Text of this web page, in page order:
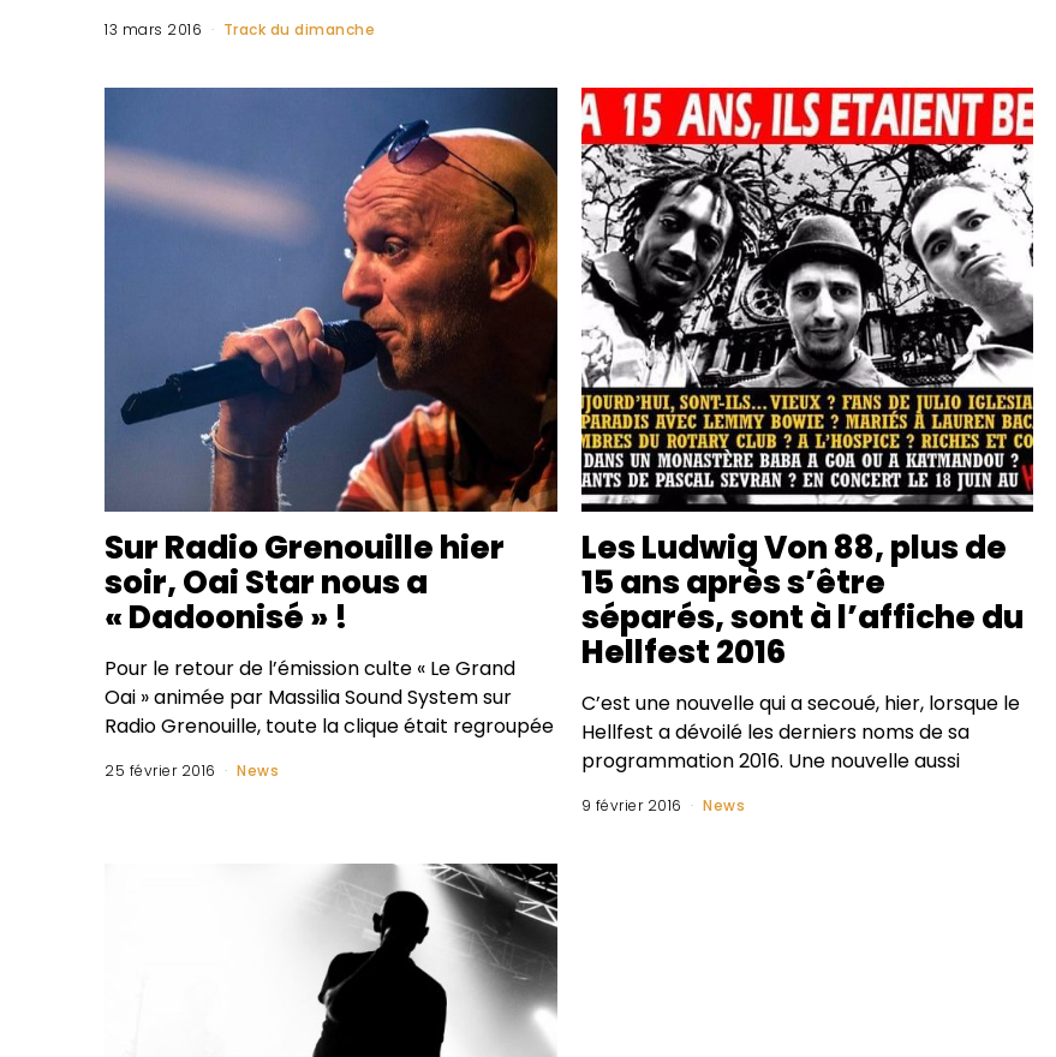
13 mars 2016 Track du dimanche
Sur Radio Grenouille hier
soir, Oai Star nous a
« Dadoonisé » !
Pour le retour de l’émission culte « Le Grand
Oai » animée par Massilia Sound System sur
Radio Grenouille, toute la clique était regroupée
25 février 2016 News
Les Ludwig Von 88, plus de
15 ans après s’être
séparés, sont à l’affiche du
Hellfest 2016
C’est une nouvelle qui a secoué, hier, lorsque le
Hellfest a dévoilé les derniers noms de sa
programmation 2016. Une nouvelle aussi
9 février 2016 News